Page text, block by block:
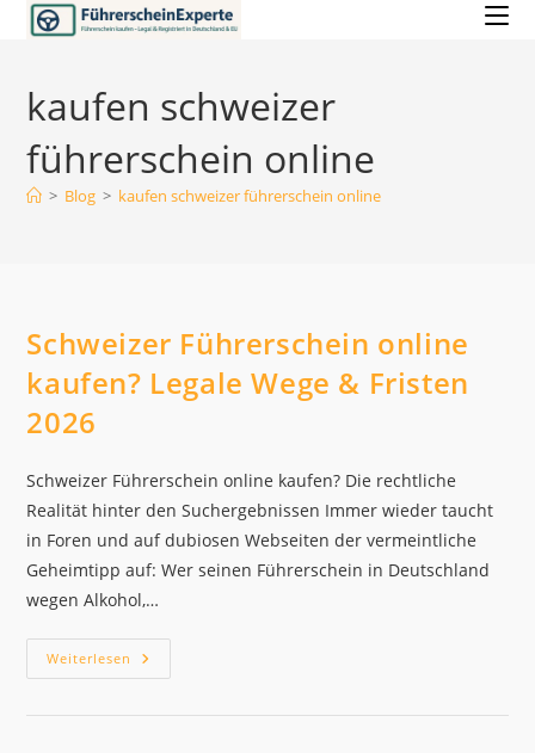
Zum
Inhalt
kaufen schweizer
führerschein online
> Blog > kaufen schweizer führerschein online
Schweizer Führerschein online
kaufen? Legale Wege & Fristen
2026
Schweizer Führerschein online kaufen? Die rechtliche
Realität hinter den Suchergebnissen Immer wieder taucht
in Foren und auf dubiosen Webseiten der vermeintliche
Geheimtipp auf: Wer seinen Führerschein in Deutschland
wegen Alkohol,…
Weiterlesen Schweizer
Führerschein